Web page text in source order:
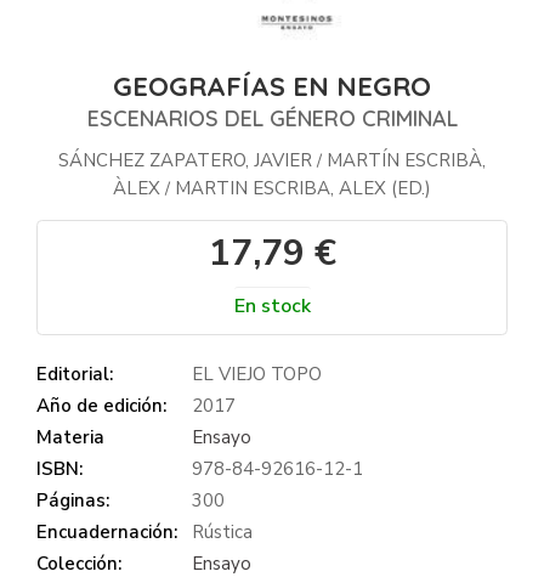
GEOGRAFÍAS EN NEGRO
ESCENARIOS DEL GÉNERO CRIMINAL
SÁNCHEZ ZAPATERO, JAVIER / MARTÍN ESCRIBÀ,
ÀLEX / MARTIN ESCRIBA, ALEX (ED.)
17,79 €
En stock
Editorial:
EL VIEJO TOPO
Año de edición:
2017
Materia
Ensayo
ISBN:
978-84-92616-12-1
Páginas:
300
Encuadernación:
Rústica
Colección:
Ensayo